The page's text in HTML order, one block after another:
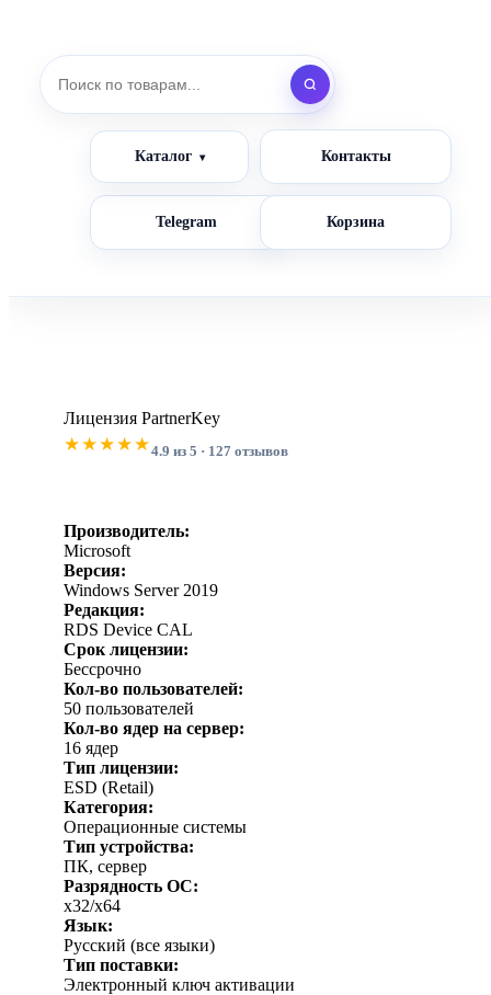
Каталог Контакты
Telegram Корзина
Лицензия PartnerKey
★★★★★4.9 из 5 · 127 отзывов
Производитель:
Microsoft
Версия:
Windows Server 2019
Редакция:
RDS Device CAL
Срок лицензии:
Бессрочно
Кол-во пользователей:
50 пользователей
Кол-во ядер на сервер:
16 ядер
Тип лицензии:
ESD (Retail)
Категория:
Операционные системы
Тип устройства:
ПК, сервер
Разрядность ОС:
x32/x64
Язык:
Русский (все языки)
Тип поставки:
Электронный ключ активации